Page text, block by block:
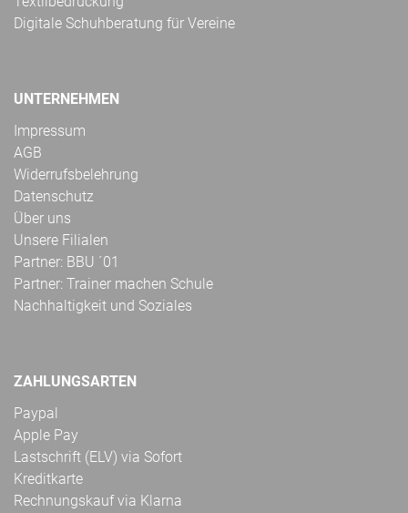
Digitale Schuhberatung für Vereine
UNTERNEHMEN
Impressum
AGB
Widerrufsbelehrung
Datenschutz
Über uns
Unsere Filialen
Partner: BBU ´01
Partner: Trainer machen Schule
Nachhaltigkeit und Soziales
ZAHLUNGSARTEN
Paypal
Apple Pay
Lastschrift (ELV) via Sofort
Kreditkarte
Rechnungskauf via Klarna